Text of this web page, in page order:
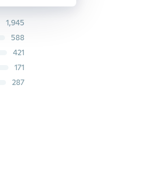
1,945
588
421
171
287